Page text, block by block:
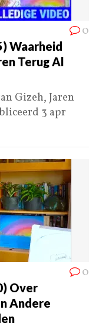
0
Waarheid
Terug Al
Gizeh, Jaren
3 apr
0
Over
Andere